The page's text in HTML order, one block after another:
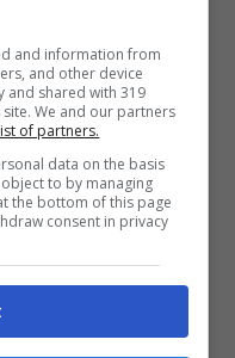
virus
presenza di
nasale, da
and information from
and other device
and shared with 319
We and our partners
of partners.
data on the basis
to by managing
the bottom of this page
consent in privacy